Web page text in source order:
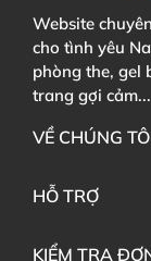
Website
cho tình yêu
phòng the, gel
trang gợi
VỀ CHÚNG
HỖ TRỢ
KIỂM TRA